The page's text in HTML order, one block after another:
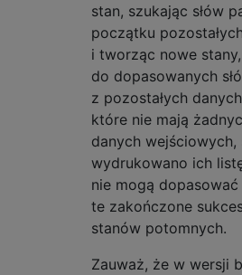
stan, szukając słów
początku
i tworząc nowe
do dopasowanych
z pozostałych
które nie mają
danych wejściowych,
wydrukowano ich
nie mogą
te zakończone
stanów potomnych.
Zauważ, że w wersji